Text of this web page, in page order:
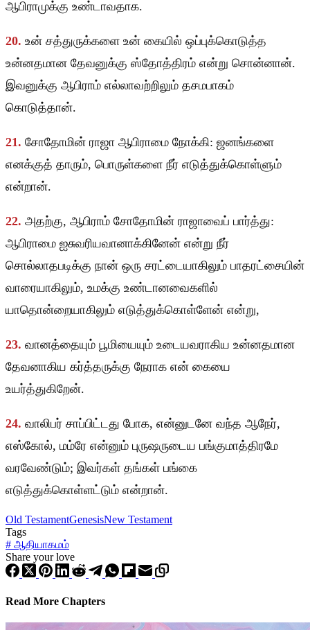
ஆபிராமுக்கு உண்டாவதாக.
20. உன் சத்துருக்களை உன் கையில் ஒப்புக்கொடுத்த
உன்னதமான தேவனுக்கு ஸ்தோத்திரம் என்று சொன்னான்.
இவனுக்கு ஆபிராம் எல்லாவற்றிலும் தசமபாகம்
கொடுத்தான்.
21. சோதோமின் ராஜா ஆபிராமை நோக்கி: ஜனங்களை
எனக்குத் தாரும், பொருள்களை நீர் எடுத்துக்கொள்ளும்
என்றான்.
22. அதற்கு, ஆபிராம் சோதோமின் ராஜாவைப் பார்த்து:
ஆபிராமை ஐசுவரியவானாக்கினேன் என்று நீர்
சொல்லாதபடிக்கு நான் ஒரு சரட்டையாகிலும் பாதரட்சையின்
வாரையாகிலும், உமக்கு உண்டானவைகளில்
யாதொன்றையாகிலும் எடுத்துக்கொள்ளேன் என்று,
23. வானத்தையும் பூமியையும் உடையவராகிய உன்னதமான
தேவனாகிய கர்த்தருக்கு நேராக என் கையை
உயர்த்துகிறேன்.
24. வாலிபர் சாப்பிட்டது போக, என்னுடனே வந்த ஆநேர்,
எஸ்கோல், மம்ரே என்னும் புருஷருடைய பங்குமாத்திரமே
வரவேண்டும்; இவர்கள் தங்கள் பங்கை
எடுத்துக்கொள்ளட்டும் என்றான்.
Old TestamentGenesisNew Testament
Tags
# ஆதியாகமம்
Share your love
Read More Chapters